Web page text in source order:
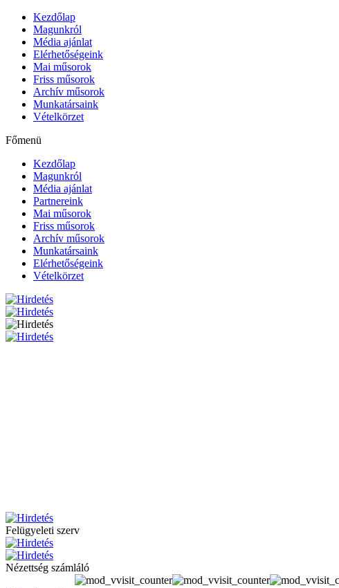
Kezdőlap
Magunkról
Média ajánlat
Elérhetőségeink
Mai műsorok
Friss műsorok
Archív műsorok
Munkatársaink
Vételkörzet
Főmenü
Kezdőlap
Magunkról
Média ajánlat
Partnereink
Mai műsorok
Friss műsorok
Archív műsorok
Munkatársaink
Elérhetőségeink
Vételkörzet
Felügyeleti szerv
Nézettség számláló